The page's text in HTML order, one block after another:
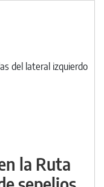
la Ruta